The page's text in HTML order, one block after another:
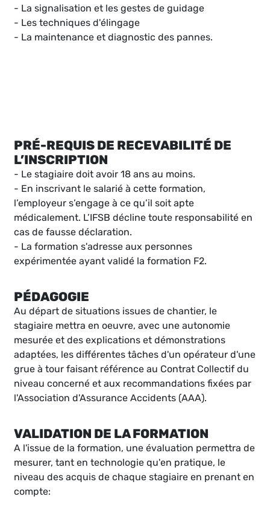
- La signalisation et les gestes de guidage
- Les techniques d'élingage
- La maintenance et diagnostic des pannes.
PRÉ-REQUIS DE RECEVABILITÉ DE
L’INSCRIPTION
- Le stagiaire doit avoir 18 ans au moins.
- En inscrivant le salarié à cette formation,
l’employeur s’engage à ce qu’il soit apte
médicalement. L’IFSB décline toute responsabilité en
cas de fausse déclaration.
- La formation s'adresse aux personnes
expérimentée ayant validé la formation F2.
PÉDAGOGIE
Au départ de situations issues de chantier, le
stagiaire mettra en oeuvre, avec une autonomie
mesurée et des explications et démonstrations
adaptées, les différentes tâches d'un opérateur d'une
grue à tour faisant référence au Contrat Collectif du
niveau concerné et aux recommandations fixées par
l'Association d'Assurance Accidents (AAA).
VALIDATION DE LA FORMATION
A l'issue de la formation, une évaluation permettra de
mesurer, tant en technologie qu'en pratique, le
niveau des acquis de chaque stagiaire en prenant en
compte: